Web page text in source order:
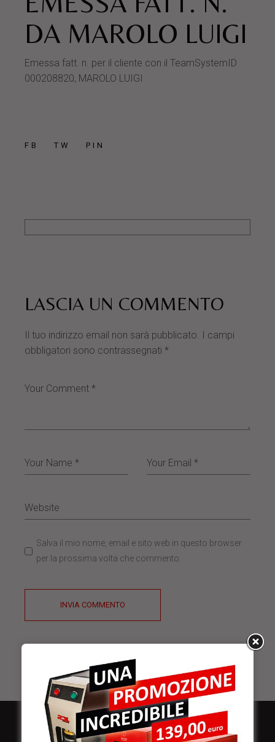
DA MAROLO LUIGI
Emessa fatt. n. per il cliente con il TeamSystemID
000208820, MAROLO LUIGI
FB TW PIN
LASCIA UN COMMENTO
Il tuo indirizzo email non sarà pubblicato. I campi
obbligatori sono contrassegnati*
Salva il mio nome, email e sito web in questo browser
per la prossima volta che commento.
INVIA COMMENTO